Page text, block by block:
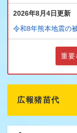
2026年8月4日更新
令和8年熊本地震の
重要
広報猪苗代